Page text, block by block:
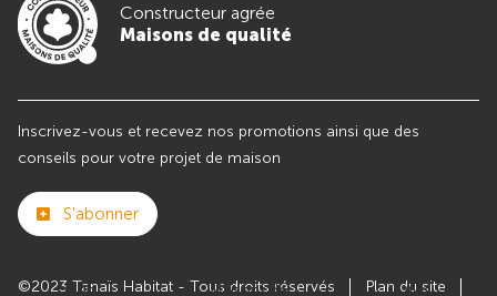
Club Maisons de Avis
Constructeur agrée
Maisons de qualité
Inscrivez-vous et recevez nos promotions ainsi que des
conseils pour votre projet de maison
S'abonner
©2023 Tanaïs Habitat - Tous droits réservés Plan du site